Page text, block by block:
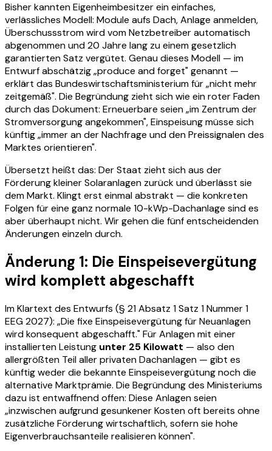
Bisher kannten Eigenheimbesitzer ein einfaches,
verlässliches Modell: Module aufs Dach, Anlage anmelden,
Überschussstrom wird vom Netzbetreiber automatisch
abgenommen und 20 Jahre lang zu einem gesetzlich
garantierten Satz vergütet. Genau dieses Modell — im
Entwurf abschätzig „produce and forget" genannt —
erklärt das Bundeswirtschaftsministerium für „nicht mehr
zeitgemäß". Die Begründung zieht sich wie ein roter Faden
durch das Dokument: Erneuerbare seien „im Zentrum der
Stromversorgung angekommen", Einspeisung müsse sich
künftig „immer an der Nachfrage und den Preissignalen des
Marktes orientieren".
Übersetzt heißt das: Der Staat zieht sich aus der
Förderung kleiner Solaranlagen zurück und überlässt sie
dem Markt. Klingt erst einmal abstrakt — die konkreten
Folgen für eine ganz normale 10-kWp-Dachanlage sind es
aber überhaupt nicht. Wir gehen die fünf entscheidenden
Änderungen einzeln durch.
Änderung 1: Die Einspeisevergütung
wird komplett abgeschafft
Im Klartext des Entwurfs (§ 21 Absatz 1 Satz 1 Nummer 1
EEG 2027): „Die fixe Einspeisevergütung für Neuanlagen
wird konsequent abgeschafft."Für Anlagen mit einer
installierten Leistung unter 25 Kilowatt — also den
allergrößten Teil aller privaten Dachanlagen — gibt es
künftig weder die bekannte Einspeisevergütung noch die
alternative Marktprämie. Die Begründung des Ministeriums
dazu ist entwaffnend offen: Diese Anlagen seien
„inzwischen aufgrund gesunkener Kosten oft bereits ohne
zusätzliche Förderung wirtschaftlich, sofern sie hohe
Eigenverbrauchsanteile realisieren können".